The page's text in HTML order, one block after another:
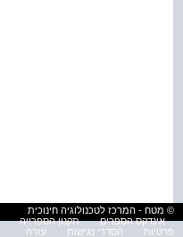
© מטח - המרכז לטכנולוגיה חינוכית
אינדקס הספרים
תקנון הספרייה
פרטיות
הסדרי נגישות עזרה